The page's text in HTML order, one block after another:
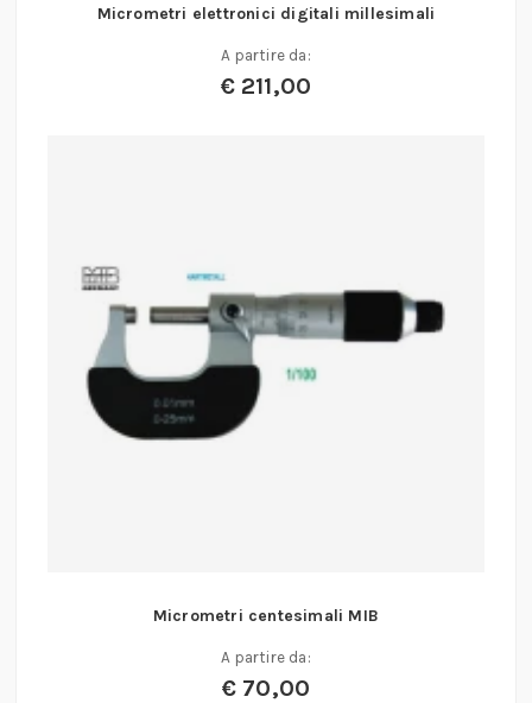
Micrometri elettronici digitali millesimali
A partire da:
€211,00
Micrometri centesimali MIB
A partire da:
€ 70,00